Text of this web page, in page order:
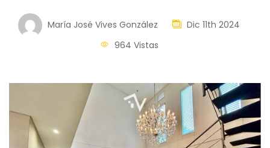
María José Vives González
Dic 11th 2024
964 Vistas